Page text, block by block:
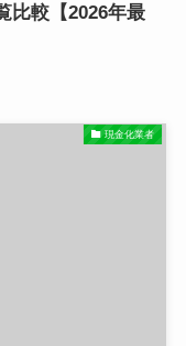
比較【2026年最
現金化業者